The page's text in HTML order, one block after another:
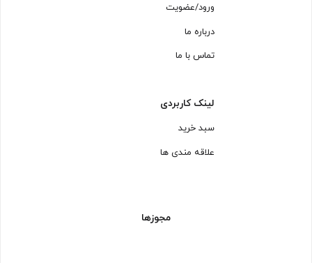
ورود/عضویت
درباره ما
تماس با ما
لینک کاربردی
سبد خرید
علاقه مندی ها
مجوزها